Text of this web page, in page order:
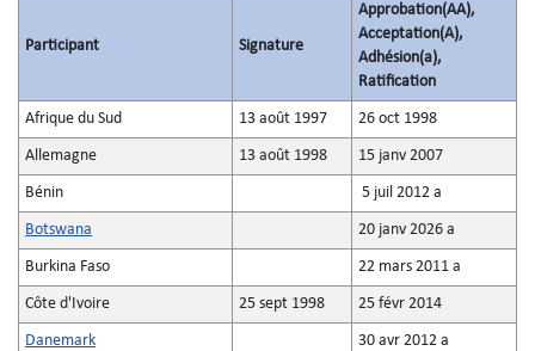
Participant Signature
Approbation(AA),
Acceptation(A),
Adhésion(a),
Ratification
Afrique du Sud 13 août 1997 26 oct 1998
Allemagne 13 août 1998 15 janv 2007
Bénin 5 juil 2012 a
Botswana 20 janv 2026 a
Burkina Faso 22 mars 2011 a
Côte d'Ivoire 25 sept 1998 25 févr 2014
Danemark 30 avr 2012 a